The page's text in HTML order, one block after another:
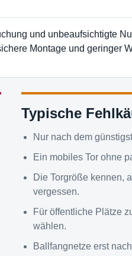
und unbeaufsichtigte
Montage und geringer
Typische
Nur nach dem
Ein mobiles Tor ohne
Die Torgröße kennen,
vergessen.
Für öffentliche Plätze
wählen.
Ballfangnetze erst